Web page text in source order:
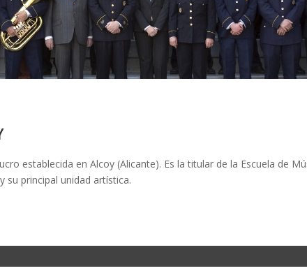
establecida en Alcoy (Alicante). Es la titular de la Escuela de
su principal unidad artística.